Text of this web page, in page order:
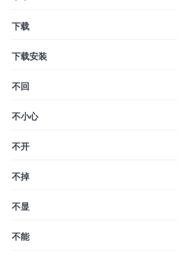
下载
下载安装
不回
不小心
不开
不掉
不显
不能